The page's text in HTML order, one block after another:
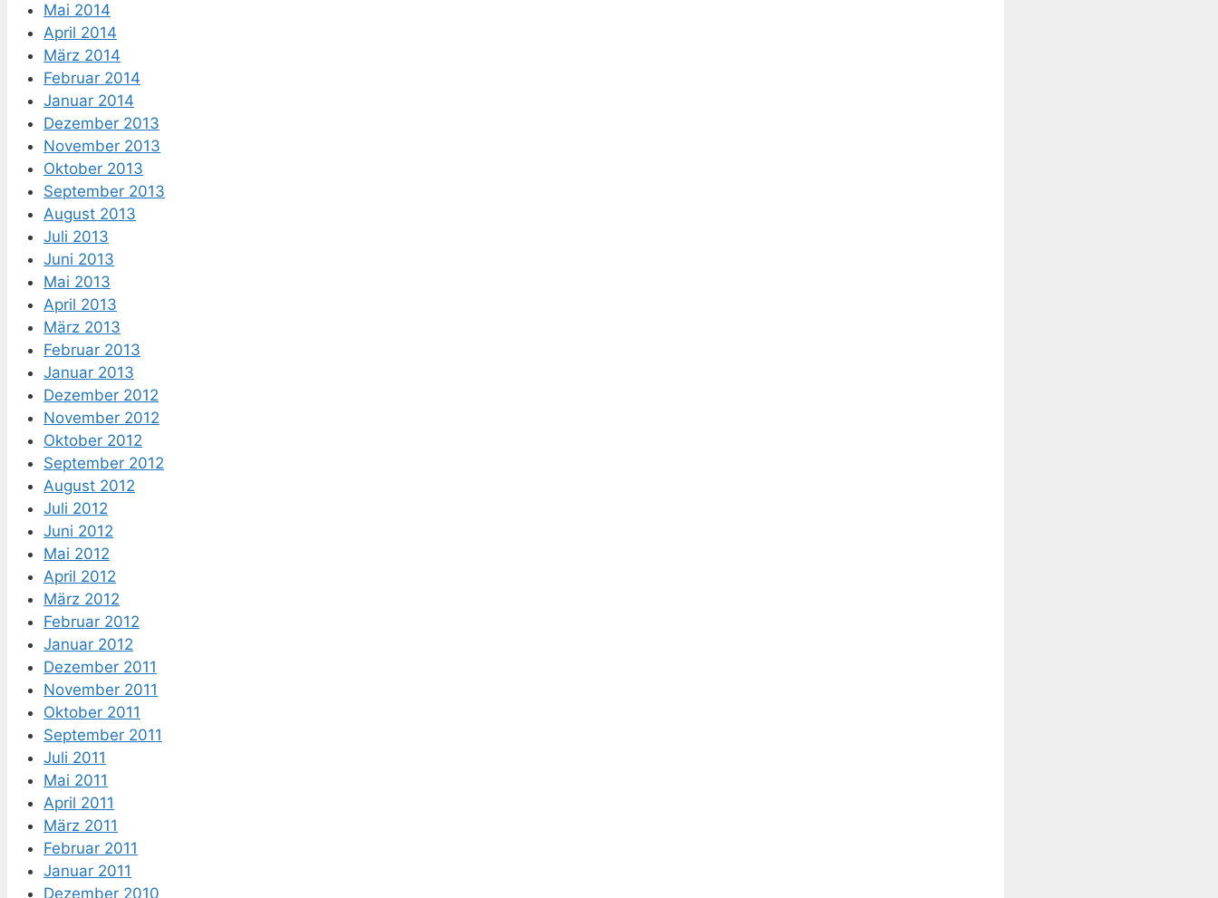
Mai 2014
April 2014
März 2014
Februar 2014
Januar 2014
Dezember 2013
November 2013
Oktober 2013
September 2013
August 2013
Juli 2013
Juni 2013
Mai 2013
April 2013
März 2013
Februar 2013
Januar 2013
Dezember 2012
November 2012
Oktober 2012
September 2012
August 2012
Juli 2012
Juni 2012
Mai 2012
April 2012
März 2012
Februar 2012
Januar 2012
Dezember 2011
November 2011
Oktober 2011
September 2011
Juli 2011
Mai 2011
April 2011
März 2011
Februar 2011
Januar 2011
Dezember 2010